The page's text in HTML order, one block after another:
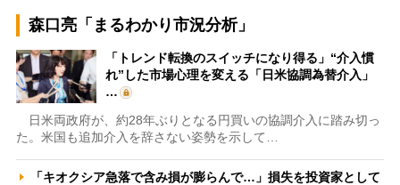
森口亮「まるわかり市況分析」
「トレンド転換のスイッチになり得る」“介入慣
れ”した市場心理を変える「日米協調為替介入」
…
日米両政府が、約28年ぶりとなる円買いの協調介入に踏み切っ
た。米国も追加介入を辞さない姿勢を示して…
「キオクシア急落で含み損が膨らんで…」損失を投資家として